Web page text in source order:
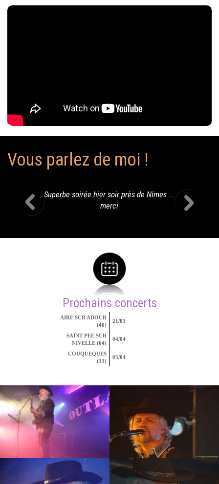
Vous parlez de moi !
Superbe soirée hier soir près de Nîmes ...
merci
Prochains concerts
AIRE SUR ADOUR
(40)
21/03
SAINT PEE SUR
NIVELLE (64)
04/04
COUQUEQUES
(33)
05/04